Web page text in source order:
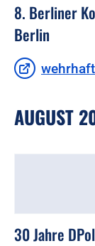
8. Berliner
Berlin
AUGUST
30 Jahre